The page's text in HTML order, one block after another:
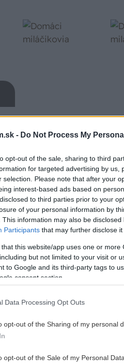
- Do Not Process My
opt-out of the sale, sharing to third
for targeted advertising by us,
selection. Please note that after your
interest-based ads based on
to third parties prior to your
of your personal information by
This information may also be
Participants that may further disclose
that this website/app uses one or
but not limited to your visit or
to Google and its third-party tags to
consent section.
Data Processing Opt Outs
opt-out of the Sharing of my personal
opt-out of the Sale of my Personal Data.
poslednom čase čosi
nohách sa im začali
Môže to súvisieť s
nahradiť prevarenou?
označením vápenka.
operencov. Vinníkom je
do pokožky na niektorých
– tie v priebehu času
nepríjemnosti. V
miest tukom
To však môže na vtáčatá